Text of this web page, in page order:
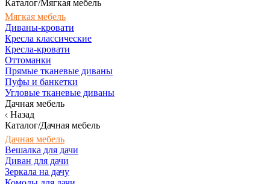
Каталог/Мягкая мебель
Мягкая мебель
Диваны-кровати
Кресла классические
Кресла-кровати
Оттоманки
Прямые тканевые диваны
Пуфы и банкетки
Угловые тканевые диваны
Дачная мебель
Назад
Каталог/Дачная мебель
Дачная мебель
Вешалка для дачи
Диван для дачи
Зеркала на дачу